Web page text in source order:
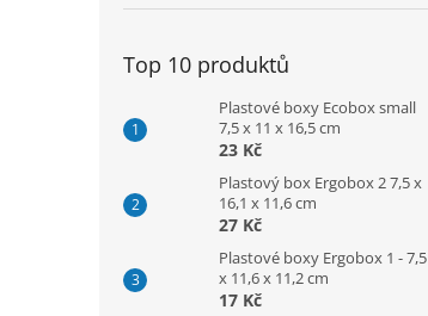
Top 10 produktů
Plastové boxy Ecobox small
7,5 x 11 x 16,5 cm
23 Kč
Plastový box Ergobox 2 7,5 x
16,1 x 11,6 cm
27 Kč
Plastové boxy Ergobox 1 - 7,5
x 11,6 x 11,2 cm
17 Kč